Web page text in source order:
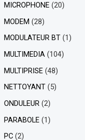
MICROPHONE (20)
MODEM (28)
MODULATEUR BT (1)
MULTIMEDIA (104)
MULTIPRISE (48)
NETTOYANT (5)
ONDULEUR (2)
PARABOLE (1)
PC (2)